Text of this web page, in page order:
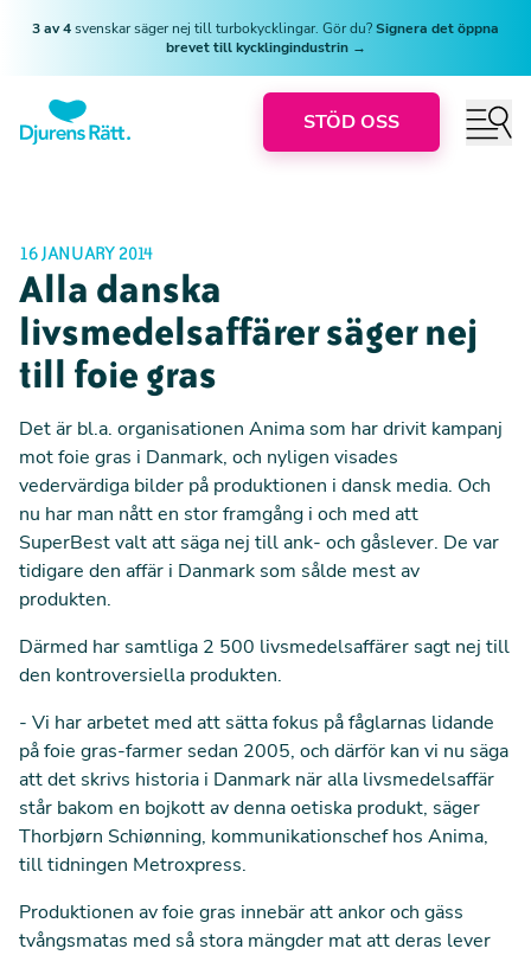
3 av 4svenskar säger nej till turbokycklingar. Gör du?Signera det öppna
brevet till kycklingindustrin →
STÖD OSS
16 JANUARY 2014
Alla danska
livsmedelsaffärer säger nej
till foie gras
Det är bl.a. organisationen Anima som har drivit kampanj
mot foie gras i Danmark, och nyligen visades
vedervärdiga bilder på produktionen i dansk media. Och
nu har man nått en stor framgång i och med att
SuperBest valt att säga nej till ank- och gåslever. De var
tidigare den affär i Danmark som sålde mest av
produkten.
Därmed har samtliga 2 500 livsmedelsaffärer sagt nej till
den kontroversiella produkten.
- Vi har arbetet med att sätta fokus på fåglarnas lidande
på foie gras-farmer sedan 2005, och därför kan vi nu säga
att det skrivs historia i Danmark när alla livsmedelsaffär
står bakom en bojkott av denna oetiska produkt, säger
Thorbjørn Schiønning, kommunikationschef hos Anima,
till tidningen Metroxpress.
Produktionen av foie gras innebär att ankor och gäss
tvångsmatas med så stora mängder mat att deras lever